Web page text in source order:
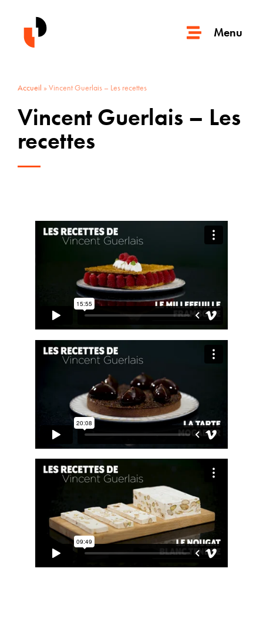
Menu
Accueil »Vincent Guerlais – Les recettes
Vincent Guerlais – Les
recettes